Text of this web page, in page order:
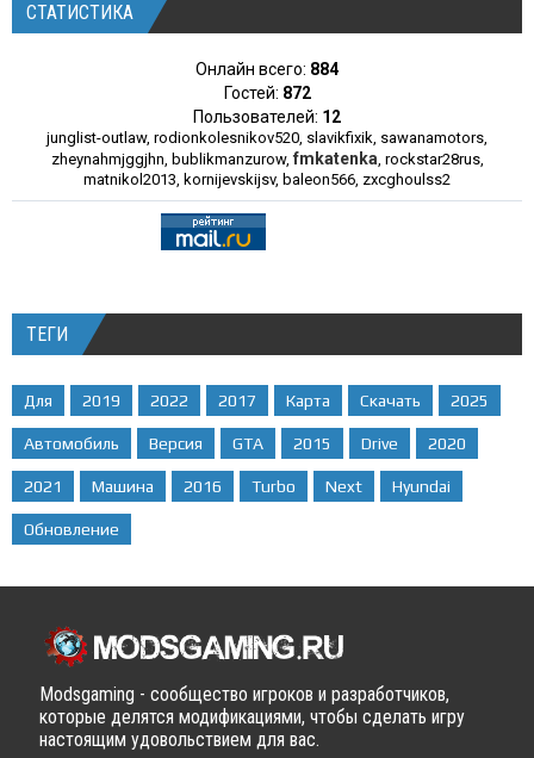
СТАТИСТИКА
Онлайн всего: 884
Гостей: 872
Пользователей: 12
junglist-outlaw, rodionkolesnikov520, slavikfixik, sawanamotors,
zheynahmjggjhn, bublikmanzurow, fmkatenka, rockstar28rus,
matnikol2013, kornijevskijsv, baleon566, zxcghoulss2
ТЕГИ
Для 2019 2022 2017 Карта Скачать 2025
Автомобиль Версия GTA 2015 Drive 2020
2021 Машина 2016 Turbo Next Hyundai
Обновление
Modsgaming - сообщество игроков и разработчиков,
которые делятся модификациями, чтобы сделать игру
настоящим удовольствием для вас.